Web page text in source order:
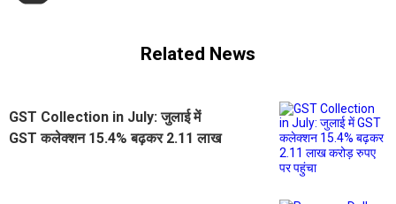
Related News
GST Collection in July: जुलाई में
GST कलेक्शन 15.4% बढ़कर 2.11 लाख